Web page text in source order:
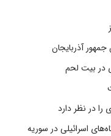
آذربایجان
بیت‌ لحم
اسرائیلی در سوریه